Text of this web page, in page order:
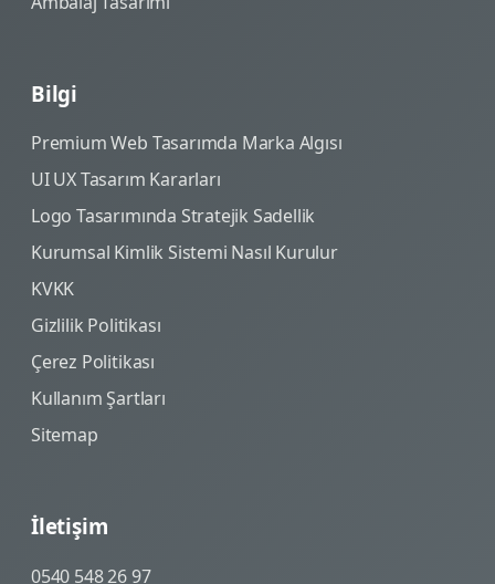
Bilgi
Premium Web Tasarımda Marka Algısı
UI UX Tasarım Kararları
Logo Tasarımında Stratejik Sadellik
Kurumsal Kimlik Sistemi Nasıl Kurulur
KVKK
Gizlilik Politikası
Çerez Politikası
Kullanım Şartları
Sitemap
İletişim
0540 548 26 97